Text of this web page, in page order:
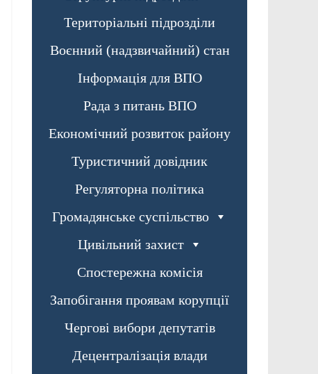
Територіальні підрозділи
Воєнний (надзвичайний) стан
Інформація для ВПО
Рада з питань ВПО
Економічний розвиток району
Туристичний довідник
Регуляторна політика
Громадянське суспільство
Цивільний захист
Спостережна комісія
Запобігання проявам корупції
Чергові вибори депутатів
Децентралізація влади